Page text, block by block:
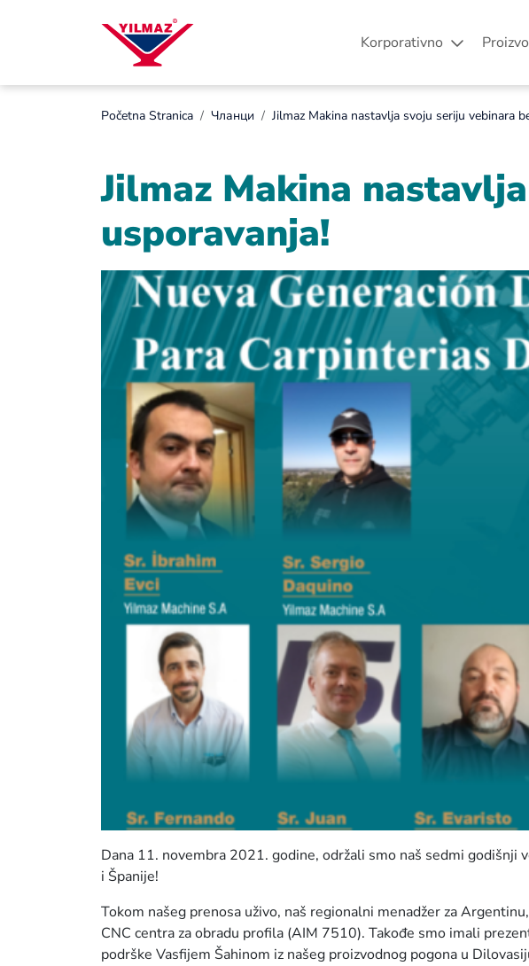
Korporativno
Početna Stranica Чланци Jilmaz Makina nastavlja svoju seriju vebinara
Jilmaz Makina
usporavanja!
Dana 11. novembra 2021. godine, održali smo naš sedmi godišnji
i Španije!
Tokom našeg prenosa uživo, naš regionalni menadžer za
CNC centra za obradu profila (AIM 7510). Takođe smo imali
podrške Vasfijem Šahinom iz našeg proizvodnog pogona u